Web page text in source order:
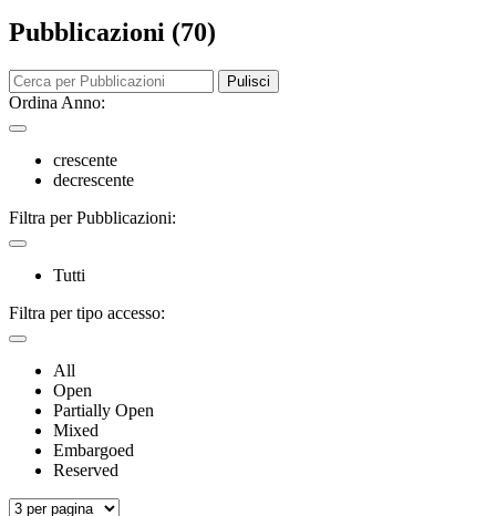
Pubblicazioni (70)
Pulisci
Ordina Anno:
crescente
decrescente
Filtra per Pubblicazioni:
Tutti
Filtra per tipo accesso:
All
Open
Partially Open
Mixed
Embargoed
Reserved